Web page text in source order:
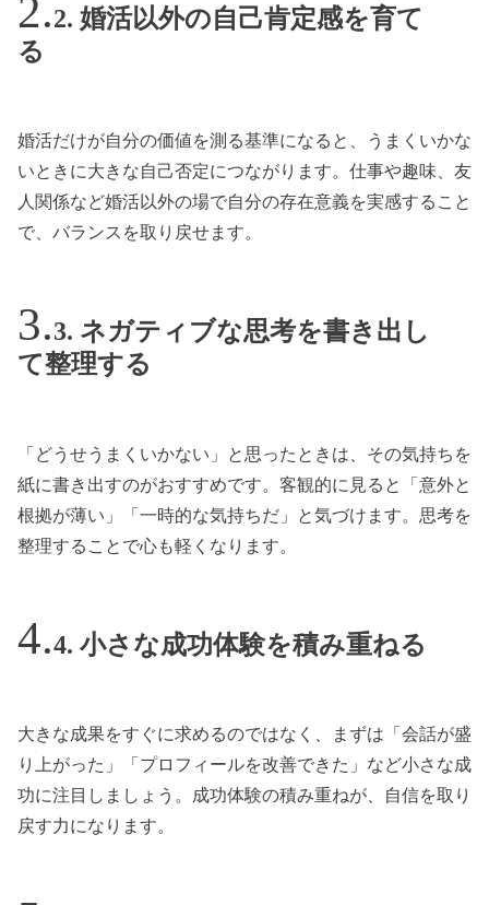
2. 婚活以外の自己肯定感を育て
る
婚活だけが自分の価値を測る基準になると、うまくいかな
いときに大きな自己否定につながります。仕事や趣味、友
人関係など婚活以外の場で自分の存在意義を実感すること
で、バランスを取り戻せます。
3. ネガティブな思考を書き出し
て整理する
「どうせうまくいかない」と思ったときは、その気持ちを
紙に書き出すのがおすすめです。客観的に見ると「意外と
根拠が薄い」「一時的な気持ちだ」と気づけます。思考を
整理することで心も軽くなります。
4. 小さな成功体験を積み重ねる
大きな成果をすぐに求めるのではなく、まずは「会話が盛
り上がった」「プロフィールを改善できた」など小さな成
功に注目しましょう。成功体験の積み重ねが、自信を取り
戻す力になります。